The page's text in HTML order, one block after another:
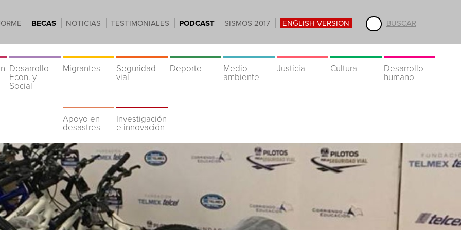
BUSCAR
BECAS NOTICIAS TESTIMONIALES PODCAST SISMOS 2017 ENGLISH VERSION
Desarrollo
Econ. y
Social
Migrantes
Seguridad
vial
Deporte
Medio
ambiente
Justicia Cultura
Desarrollo
humano
Apoyo en
desastres
Investigación
e innovación